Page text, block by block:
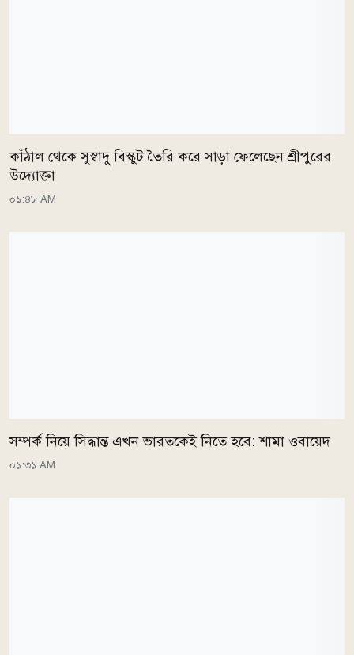
কাঁঠাল থেকে সুস্বাদু বিস্কুট তৈরি করে সাড়া ফেলেছেন শ্রীপুরের
উদ্যোক্তা
০১:৪৮ AM
সম্পর্ক নিয়ে সিদ্ধান্ত এখন ভারতকেই নিতে হবে: শামা ওবায়েদ
০১:৩১ AM